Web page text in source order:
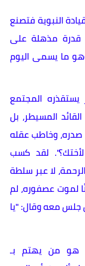
النبوية فتصنع
قدرة مذهلة على
ما يسمى اليوم
المجتمع
المسيطر، بل
صدره، وخاطب عقله
لأختك؟". لقد كسب
لا عبر سلطة
لموت عصفوره، لم
معه وقال: "يا
هو من يهتم بـ